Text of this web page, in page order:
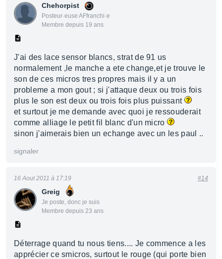
Chehorpist
Posteur·euse AFfranchi·e
Membre depuis 19 ans
J'ai des lace sensor blancs, strat de 91 us
normalement ,le manche a ete change,et je trouve le
son de ces micros tres propres mais il y a un
probleme a mon gout ; si j'attaque deux ou trois fois
plus le son est deux ou trois fois plus puissant
et surtout je me demande avec quoi je ressouderait
comme alliage le petit fil blanc d'un micro
sinon j'aimerais bien un echange avec un les paul ..
signaler
Greig
Je poste, donc je suis
Membre depuis 23 ans
16 Aout 2011 à 17:19 #14
Déterrage quand tu nous tiens.... Je commence a les
apprécier ce smicros, surtout le rouge (qui porte bien